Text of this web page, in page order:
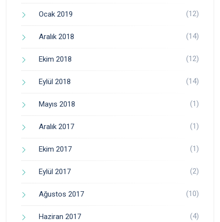
Ocak 2019 (12)
Aralık 2018 (14)
Ekim 2018 (12)
Eylül 2018 (14)
Mayıs 2018 (1)
Aralık 2017 (1)
Ekim 2017 (1)
Eylül 2017 (2)
Ağustos 2017 (10)
Haziran 2017 (4)